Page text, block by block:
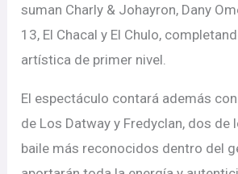
suman Charly & Johayron, Dany
13, El Chacal y El Chulo,
artística de primer nivel.
El espectáculo contará además
de Los Datway y Fredyclan, dos de
baile más reconocidos dentro del